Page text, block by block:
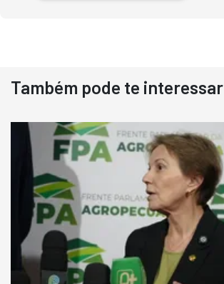
Destaque
Usado
Pá Carregadeira Cat 966
Ano 1987
Londrina
R$ 145.000
Também pode te interessar